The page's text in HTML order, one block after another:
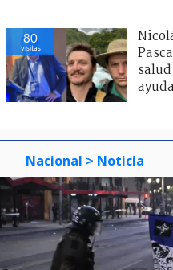
80
visitas
Nacional > Noticia